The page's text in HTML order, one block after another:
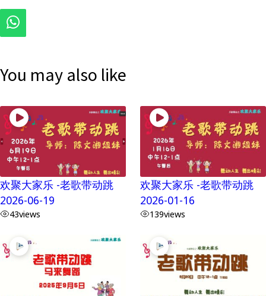
You may also like
欢聚大家乐 -老歌带动跳
2026-06-19
43views
欢聚大家乐 -老歌带动跳
2026-01-16
139views